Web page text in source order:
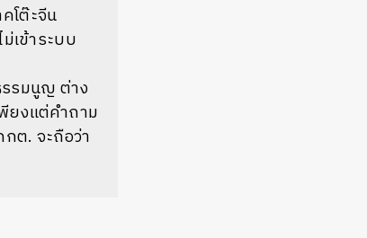
โต๊ะจีน
เข้าระบบ
รมนูญ ต่าง
ยงแต่คำถาม
ต. จะถือว่า